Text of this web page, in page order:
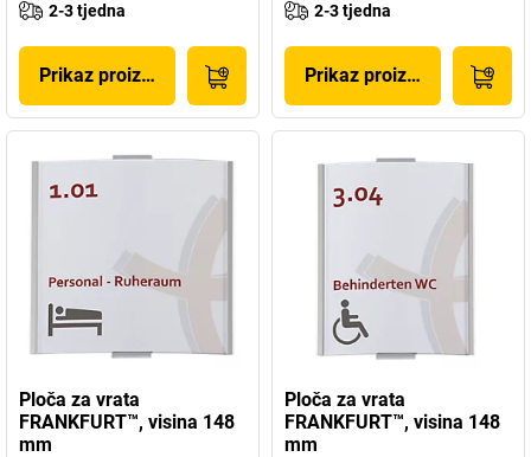
2-3 tjedna
Prikaz proizvoda
2-3 tjedna
Prikaz proizvoda
Ploča za vrata
FRANKFURT™, visina 148
mm
Ploča za vrata
FRANKFURT™, visina 148
mm